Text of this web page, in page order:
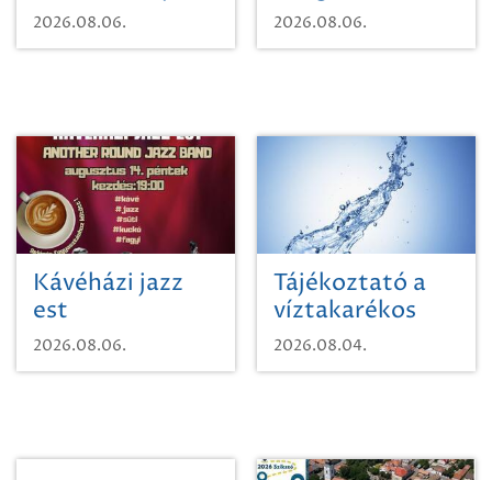
2026.08.06.
Mágnás Miska
2026.08.06.
Kávéházi jazz
est
2026.08.06.
Tájékoztató a
víztakarékos
vízhasználatról
2026.08.04.